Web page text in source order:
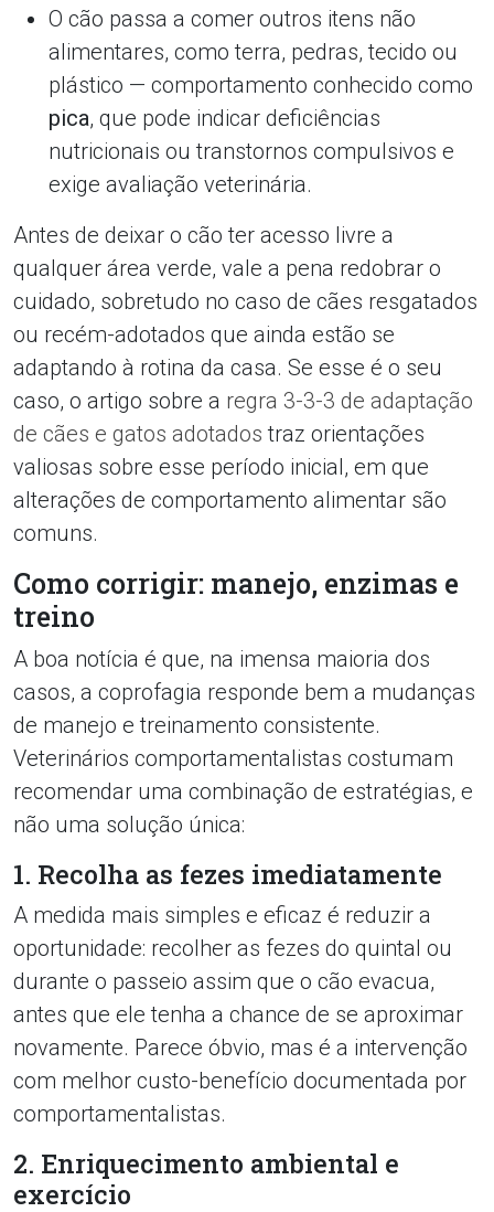
O cão passa a comer outros itens não
alimentares, como terra, pedras, tecido ou
plástico — comportamento conhecido como
pica, que pode indicar deficiências
nutricionais ou transtornos compulsivos e
exige avaliação veterinária.
Antes de deixar o cão ter acesso livre a
qualquer área verde, vale a pena redobrar o
cuidado, sobretudo no caso de cães resgatados
ou recém-adotados que ainda estão se
adaptando à rotina da casa. Se esse é o seu
caso, o artigo sobre a regra 3-3-3 de adaptação
de cães e gatos adotados traz orientações
valiosas sobre esse período inicial, em que
alterações de comportamento alimentar são
comuns.
Como corrigir: manejo, enzimas e
treino
A boa notícia é que, na imensa maioria dos
casos, a coprofagia responde bem a mudanças
de manejo e treinamento consistente.
Veterinários comportamentalistas costumam
recomendar uma combinação de estratégias, e
não uma solução única:
1. Recolha as fezes imediatamente
A medida mais simples e eficaz é reduzir a
oportunidade: recolher as fezes do quintal ou
durante o passeio assim que o cão evacua,
antes que ele tenha a chance de se aproximar
novamente. Parece óbvio, mas é a intervenção
com melhor custo-benefício documentada por
comportamentalistas.
2. Enriquecimento ambiental e
exercício